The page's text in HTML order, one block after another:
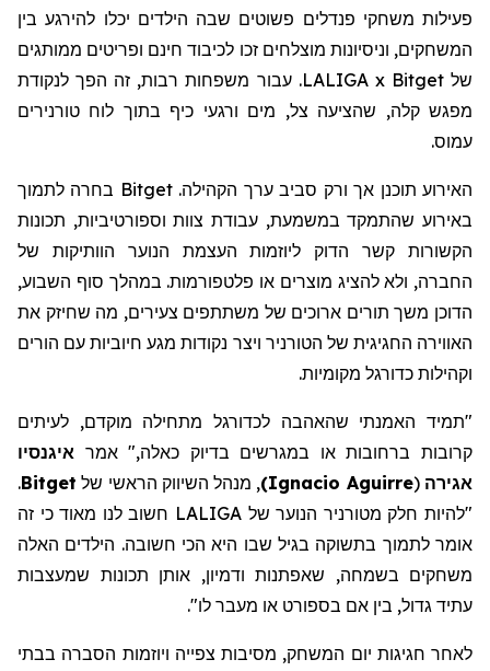
פעילות משחקי פנדלים פשוטים שבה הילדים יכלו להירגע בין
המשחקים, וניסיונות מוצלחים זכו לכיבוד חינם ופריטים ממותגים
של LALIGA x Bitget. עבור משפחות רבות, זה הפך לנקודת
מפגש קלה, שהציעה צל, מים ורגעי כיף בתוך לוח טורנירים
עמוס.
האירוע תוכנן אך ורק סביב ערך הקהילה. Bitget בחרה לתמוך
באירוע שהתמקד במשמעת, עבודת צוות וספורטיביות, תכונות
הקשורות קשר הדוק ליוזמות העצמת הנוער הוותיקות של
החברה, ולא להציג מוצרים או פלטפורמות. במהלך סוף השבוע,
הדוכן משך תורים ארוכים של משתתפים צעירים, מה שחיזק את
האווירה החגיגית של הטורניר ויצר נקודות מגע חיוביות עם הורים
וקהילות כדורגל מקומיות.
"תמיד האמנתי שהאהבה לכדורגל מתחילה מוקדם, לעיתים
קרובות ברחובות או במגרשים בדיוק כאלה," אמר איגנסיו
אגירה (
Ignacio Aguirre
)
, מנהלהשיווק הראשי של Bitget
.
"להיות חלק מטורניר הנוער של LALIGA חשוב לנו מאוד כי זה
אומרלתמוך בתשוקה בגיל שבו היא הכי חשובה. הילדים האלה
משחקים בשמחה, שאפתנות ודמיון, אותן תכונות שמעצבות
עתיד גדול, בין אם בספורט או מעבר לו".
לאחר חגיגות יום המשחק, מסיבות צפייה ויוזמות הסברה בבתי